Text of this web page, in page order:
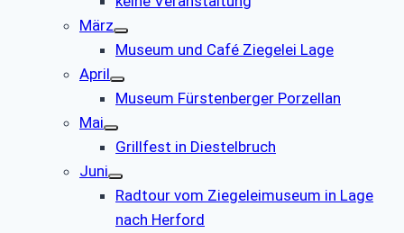
März
Museum und Café Ziegelei Lage
April
Museum Fürstenberger Porzellan
Mai
Grillfest in Diestelbruch
Juni
Radtour vom Ziegeleimuseum in Lage
nach Herford